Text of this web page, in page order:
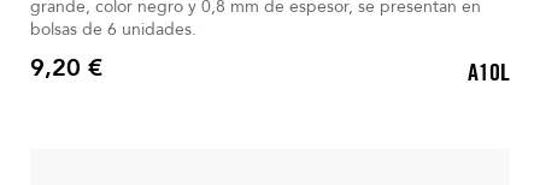
grande, color negro y 0,8 mm de espesor, se presentan en
bolsas de 6 unidades.
Precio
9,20 € A10L